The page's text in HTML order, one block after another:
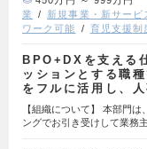
業
新規事業・新サービ
ワーク可能
育児支援制
BPO+DXを支える
ッションとする職
をフルに活用し、
【組織について】 本部門
ングでお引き受けして業務